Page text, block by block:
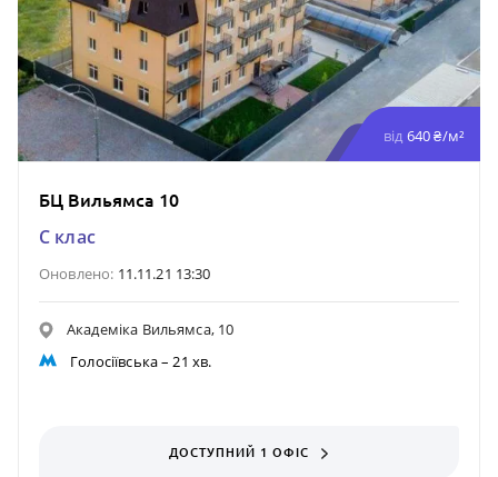
від 640 ₴/м²
БЦ Вильямса 10
C клас
Оновлено: 11.11.21 13:30
Академіка Вильямса, 10
Голосіївська– 21 хв.
ДОСТУПНИЙ 1 ОФІС